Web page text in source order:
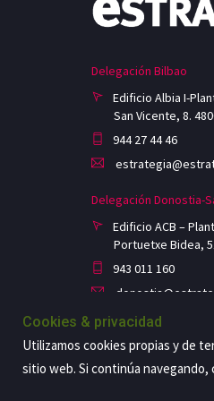
Delegación Bilbao
Edificio Albia I-
San Vicente, 8.
944 27 44 46
Delegación Donostia-
Edificio ACB –
Portuetxe Bidea,
943 011 160
Cookies & privacidad
Utilizamos cookies propias y de
sitio web. Si continúa